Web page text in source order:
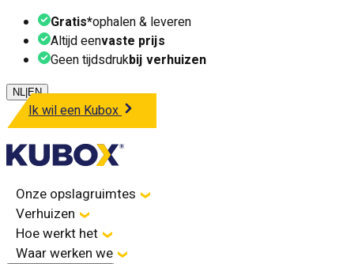
Gratis*ophalen & leveren
Altijd eenvaste prijs
Geen tijdsdrukbij verhuizen
NL EN
Ik wil een Kubox
Onze opslagruimtes
Verhuizen
Hoe werkt het
Waar werken we